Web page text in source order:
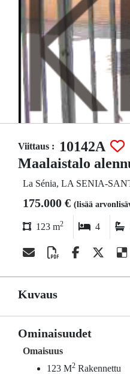
Viittaus :
10142A
Maalaistalo
La Sénia, LA SENIA-
175.000 € (lisää
123 m2 4
Kuvaus
Ominaisuudet
Omaisuus
123 M2 Rakennettu